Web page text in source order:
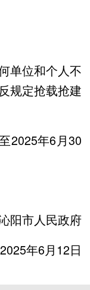
单位和个人不
规定抢载抢建
2025年6月30
市人民政府
年6月12日